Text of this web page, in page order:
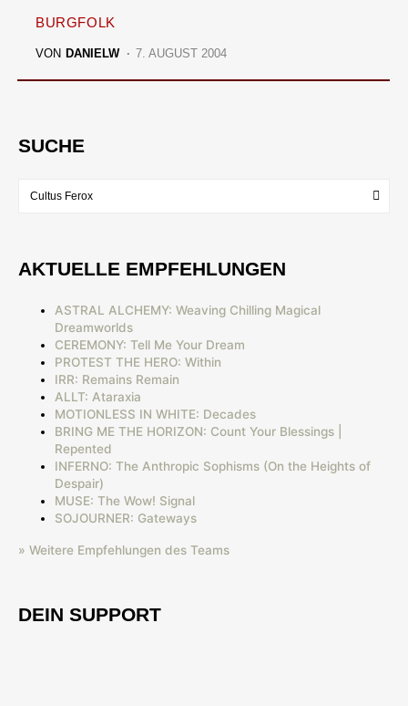
BURGFOLK
VON DANIELW 7. AUGUST 2004
SUCHE
AKTUELLE EMPFEHLUNGEN
ASTRAL ALCHEMY: Weaving Chilling Magical
Dreamworlds
CEREMONY: Tell Me Your Dream
PROTEST THE HERO: Within
IRR: Remains Remain
ALLT: Ataraxia
MOTIONLESS IN WHITE: Decades
BRING ME THE HORIZON: Count Your Blessings |
Repented
INFERNO: The Anthropic Sophisms (On the Heights of
Despair)
MUSE: The Wow! Signal
SOJOURNER: Gateways
» Weitere Empfehlungen des Teams
DEIN SUPPORT